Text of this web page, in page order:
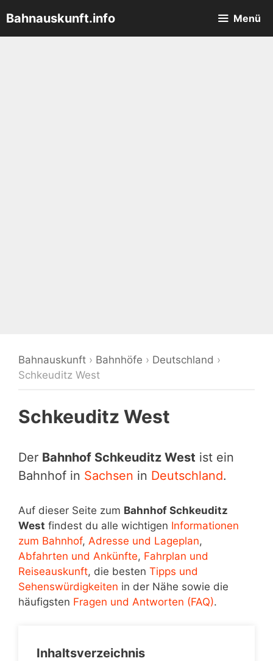
Inhalt
springen
Bahnauskunft.info Menü
Bahnauskunft › Bahnhöfe › Deutschland ›
Schkeuditz West
Schkeuditz West
Der Bahnhof Schkeuditz West ist ein
Bahnhof in Sachsen in Deutschland.
Auf dieser Seite zum Bahnhof Schkeuditz
West findest du alle wichtigen Informationen
zum Bahnhof, Adresse und Lageplan,
Abfahrten und Ankünfte, Fahrplan und
Reiseauskunft, die besten Tipps und
Sehenswürdigkeiten in der Nähe sowie die
häufigsten Fragen und Antworten (FAQ).
Inhaltsverzeichnis